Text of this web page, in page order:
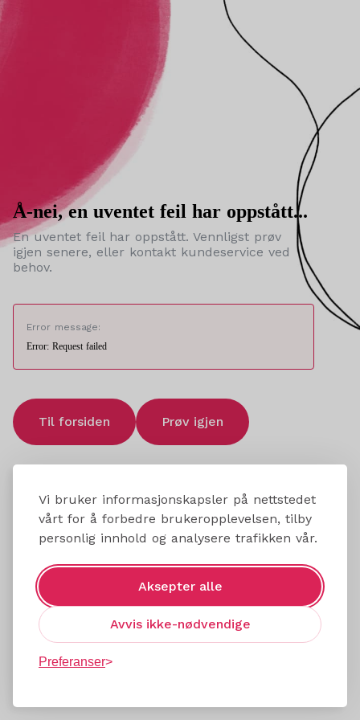
Vi bruker informasjonskapsler på nettstedet
vårt for å forbedre brukeropplevelsen, tilby
personlig innhold og analysere trafikken vår.
Aksepter alle
Avvis ikke-nødvendige
Preferanser
Å-nei, en uventet feil har oppstått...
En uventet feil har oppstått. Vennligst prøv
igjen senere, eller kontakt kundeservice ved
behov.
Error message:
Error: Request failed
Til forsiden Prøv igjen